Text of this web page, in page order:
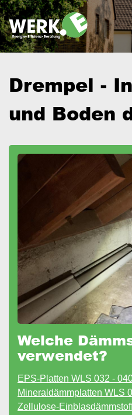
Direkt
zum
Inhalt
Drempel -
und Boden
Image
Welche
verwendet?
EPS-Platten WLS 032 -
Mineraldämmplatten WLS
Zellulose-